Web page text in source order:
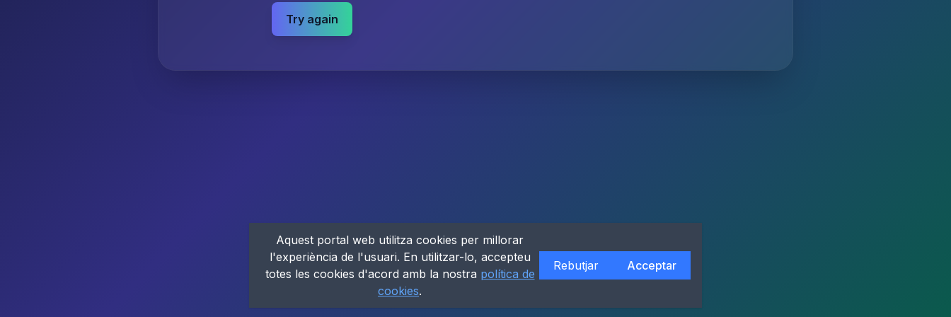
Try again
Aquest portal web utilitza cookies per millorar
l'experiència de l'usuari. En utilitzar-lo, accepteu
totes les cookies d'acord amb la nostra política de
cookies.
Rebutjar Acceptar